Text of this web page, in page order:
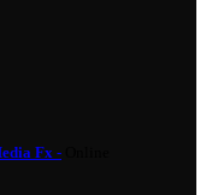
Fx -